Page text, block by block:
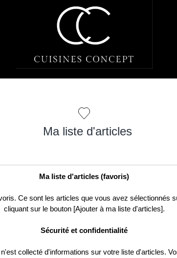
Ma liste d'articles
Ma liste d'articles (favoris)
Ce sont les articles que vous avez sélectionnés
cliquant sur le bouton [Ajouter à ma liste d'articles].
Sécurité et confidentialité
collecté d'informations sur votre liste d'articles.